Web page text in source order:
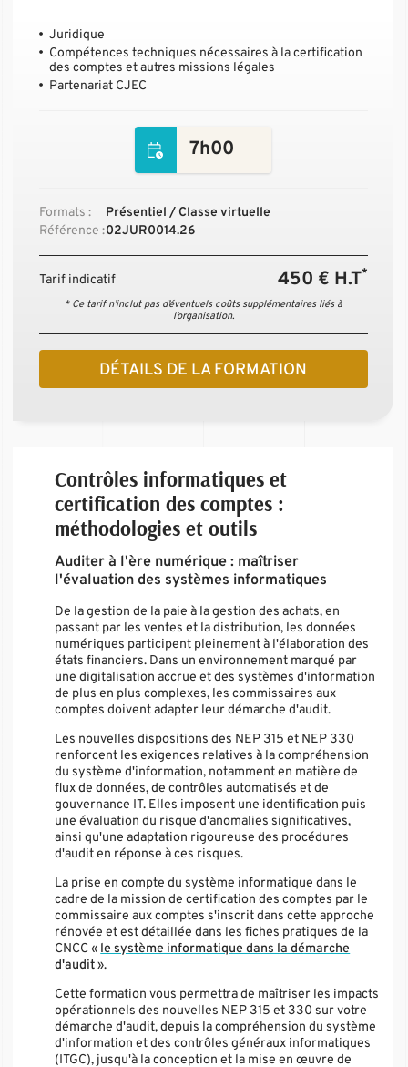
Juridique
Compétences techniques nécessaires à la certification
des comptes et autres missions légales
Partenariat CJEC
7h00
Formats :
Présentiel / Classe virtuelle
Référence :02JUR0014.26
Tarif indicatif 450 € H.T*
* Ce tarif n’inclut pas d’éventuels coûts supplémentaires liés à
l’organisation.
DÉTAILS DE LA FORMATION
Contrôles informatiques et
certification des comptes :
méthodologies et outils
Auditer à l'ère numérique : maîtriser
l'évaluation des systèmes informatiques
De la gestion de la paie à la gestion des achats, en
passant par les ventes et la distribution, les données
numériques participent pleinement à l'élaboration des
états financiers. Dans un environnement marqué par
une digitalisation accrue et des systèmes d'information
de plus en plus complexes, les commissaires aux
comptes doivent adapter leur démarche d'audit.
Les nouvelles dispositions des NEP 315 et NEP 330
renforcent les exigences relatives à la compréhension
du système d'information, notamment en matière de
flux de données, de contrôles automatisés et de
gouvernance IT. Elles imposent une identification puis
une évaluation du risque d'anomalies significatives,
ainsi qu'une adaptation rigoureuse des procédures
d'audit en réponse à ces risques.
La prise en compte du système informatique dans le
cadre de la mission de certification des comptes par le
commissaire aux comptes s'inscrit dans cette approche
rénovée et est détaillée dans les fiches pratiques de la
CNCC « le système informatique dans la démarche
d'audit».
Cette formation vous permettra de maîtriser les impacts
opérationnels des nouvelles NEP 315 et 330 sur votre
démarche d'audit, depuis la compréhension du système
d'information et des contrôles généraux informatiques
(ITGC), jusqu'à la conception et la mise en œuvre de